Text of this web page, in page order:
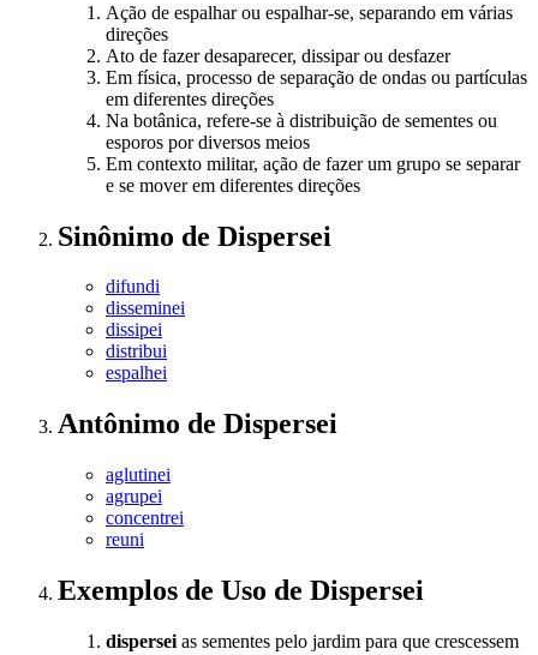
Ação de espalhar ou espalhar-se, separando em várias
direções
Ato de fazer desaparecer, dissipar ou desfazer
Em física, processo de separação de ondas ou partículas
em diferentes direções
Na botânica, refere-se à distribuição de sementes ou
esporos por diversos meios
Em contexto militar, ação de fazer um grupo se separar
e se mover em diferentes direções
Sinônimo de Dispersei
difundi
disseminei
dissipei
distribui
espalhei
Antônimo de Dispersei
aglutinei
agrupei
concentrei
reuni
Exemplos de Uso de Dispersei
dispersei as sementes pelo jardim para que crescessem